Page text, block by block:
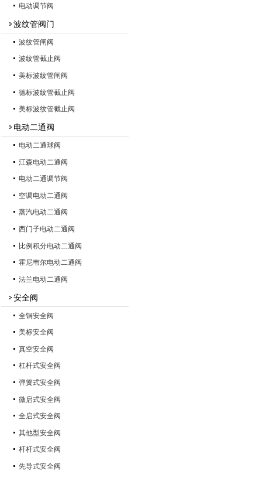
电动调节阀
波纹管阀门
波纹管闸阀
波纹管截止阀
美标波纹管闸阀
德标波纹管截止阀
美标波纹管截止阀
电动二通阀
电动二通球阀
江森电动二通阀
电动二通调节阀
空调电动二通阀
蒸汽电动二通阀
西门子电动二通阀
比例积分电动二通阀
霍尼韦尔电动二通阀
法兰电动二通阀
安全阀
全铜安全阀
美标安全阀
真空安全阀
杠杆式安全阀
弹簧式安全阀
微启式安全阀
全启式安全阀
其他型安全阀
杆杆式安全阀
先导式安全阀